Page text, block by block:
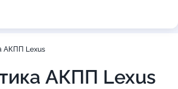
АКПП Lexus
АКПП Lexus